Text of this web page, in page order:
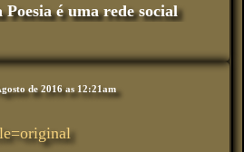
Poesia é uma rede social
de 2016 as 12:21am